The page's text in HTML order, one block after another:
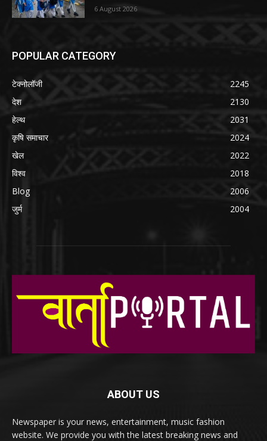
6 August 2026
POPULAR CATEGORY
टेक्नोलॉजी
2245
देश
2130
हेल्थ
2031
कृषि समाचार
2024
खेल
2022
विश्व
2018
Blog
2006
जुर्म
2004
ABOUT US
Newspaper is your news, entertainment, music fashion
website. We provide you with the latest breaking news and